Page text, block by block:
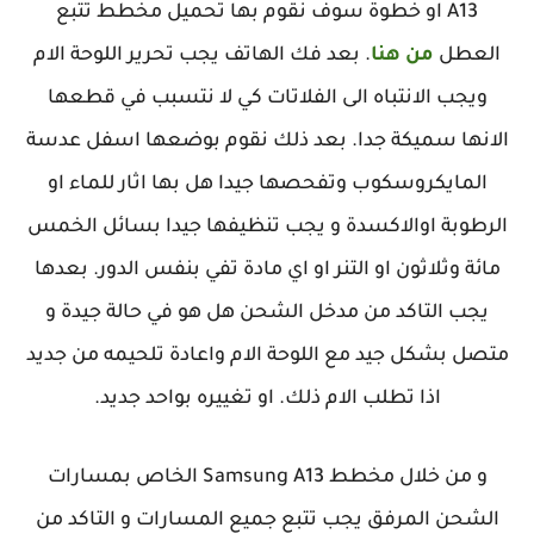
A13 او خطوة سوف نقوم بها تحميل مخطط تتبع
العطل من هنا. بعد فك الهاتف يجب تحرير اللوحة الام
ويجب الانتباه الى الفلاتات كي لا نتسبب في قطعها
الانها سميكة جدا. بعد ذلك نقوم بوضعها اسفل عدسة
المايكروسكوب وتفحصها جيدا هل بها اثار للماء او
الرطوبة اوالاكسدة و يجب تنظيفها جيدا بسائل الخمس
مائة وثلاثون او التنر او اي مادة تفي بنفس الدور. بعدها
يجب التاكد من مدخل الشحن هل هو في حالة جيدة و
متصل بشكل جيد مع اللوحة الام واعادة تلحيمه من جديد
اذا تطلب الام ذلك. او تغييره بواحد جديد.
و من خلال مخطط Samsung A13 الخاص بمسارات
الشحن المرفق يجب تتبع جميع المسارات و التاكد من